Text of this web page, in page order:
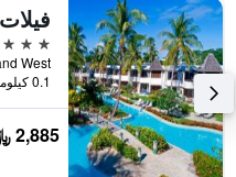
5 نجوم
0.1 كيلومتر عن وسط المدينة
2,885 ﷼